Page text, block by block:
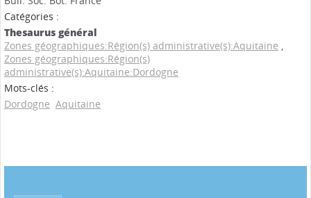
Catégories :
Thesaurus général
Zones géographiques:Région(s) administrative(s):Aquitaine ,
Zones géographiques:Région(s)
administrative(s):Aquitaine:Dordogne
Mots-clés :
Dordogne Aquitaine